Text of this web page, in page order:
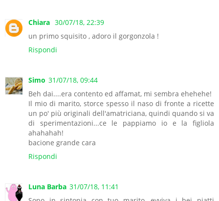
Chiara 30/07/18, 22:39
un primo squisito , adoro il gorgonzola !
Rispondi
Simo 31/07/18, 09:44
Beh dai....era contento ed affamat, mi sembra ehehehe!
Il mio di marito, storce spesso il naso di fronte a ricette
un po' più originali dell'amatriciana, quindi quando si va
di sperimentazioni...ce le pappiamo io e la figliola
ahahahah!
bacione grande cara
Rispondi
Luna Barba 31/07/18, 11:41